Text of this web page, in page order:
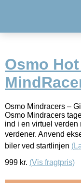
Osmo
Osmo Mindracers –
Osmo Mindracers
ind i en virtuel
verdener. Anvend
biler ved startlinjen
999 kr. (Vis fragtpris)